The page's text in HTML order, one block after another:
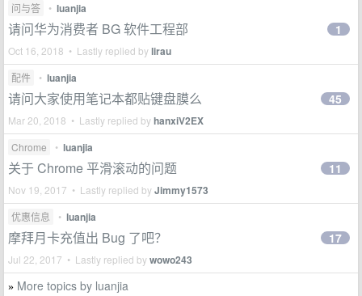
问与答 • luanjia
请问华为消费者 BG 软件工程部
Oct 16, 2018 • Lastly replied bylirau
1
配件 • luanjia
请问大家使用笔记本都贴键盘膜么
Mar 20, 2018 • Lastly replied byhanxiV2EX
45
Chrome • luanjia
关于 Chrome 平滑滚动的问题
Nov 19, 2017 • Lastly replied byJimmy1573
11
优惠信息 • luanjia
摩拜月卡充值出 Bug 了吧？
Jul 22, 2017 • Lastly replied bywowo243
17
» More topics by luanjia